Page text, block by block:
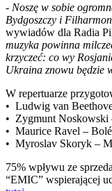
- Noszę w sobie
Bydgoszczy i
wywiadów dla Radia
muzyka powinna
krzyczeć: co wy
Ukraina znowu będzie
W repertuarze
• Ludwig van
• Zygmunt Noskowski
• Maurice Ravel –
• Myroslav Skoryk –
75% wpływu ze
“EMIC” wspierającej